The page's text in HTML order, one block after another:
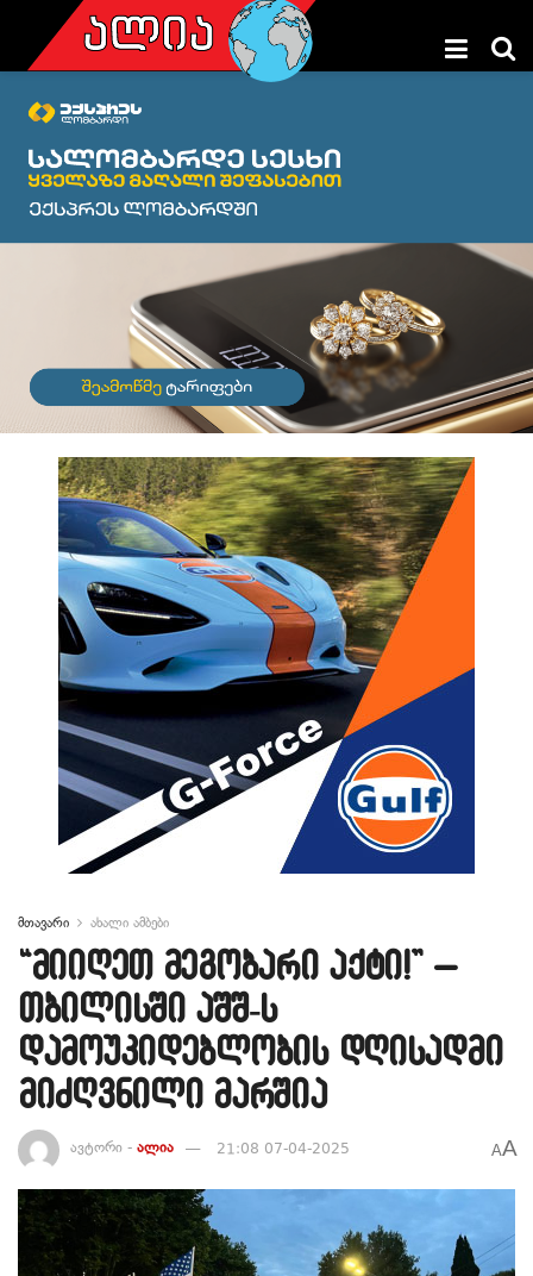
მთავარი ახალი ამბები
“მიიღეთ მეგობარი აქტი!” –
თბილისში აშშ-ს
დამოუკიდებლობის დღისადმი
მიძღვნილი მარშია
ავტორი - ალია 21:08 07-04-2025 AA